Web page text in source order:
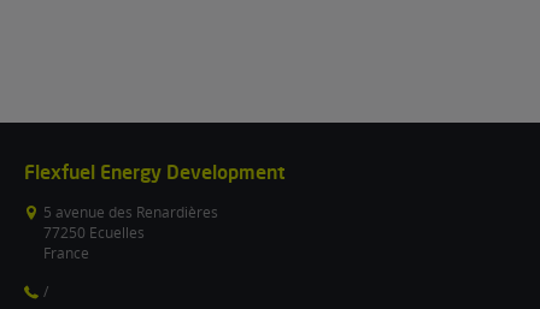
Flexfuel Energy Development
5 avenue des Renardières
77250 Ecuelles
France
/